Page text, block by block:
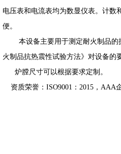
电压表和电流表均为数显仪表。计数
便。
本设备主要用于测定耐火制品
火制品抗热震性试验方法》对设备的
炉膛尺寸可以根据要求定制。
资质荣誉：ISO9001：2015，AAA